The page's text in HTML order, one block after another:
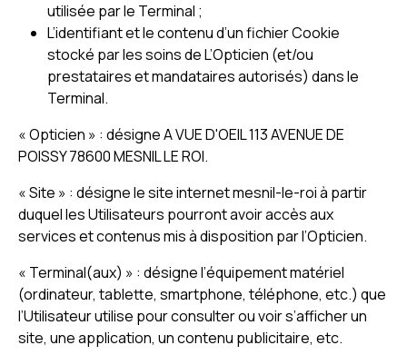
utilisée par le Terminal ;
L’identifiant et le contenu d’un fichier Cookie
stocké par les soins de L’Opticien (et/ou
prestataires et mandataires autorisés) dans le
Terminal.
« Opticien » : désigne A VUE D'OEIL 113 AVENUE DE
POISSY 78600 MESNIL LE ROI.
« Site » : désigne le site internet mesnil-le-roi à partir
duquel les Utilisateurs pourront avoir accès aux
services et contenus mis à disposition par l’Opticien.
« Terminal(aux) » : désigne l’équipement matériel
(ordinateur, tablette, smartphone, téléphone, etc.) que
l’Utilisateur utilise pour consulter ou voir s’afficher un
site, une application, un contenu publicitaire, etc.